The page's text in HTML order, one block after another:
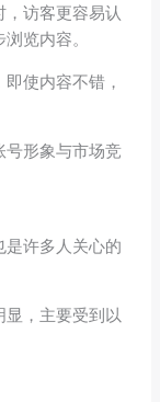
访客更容易认
览内容。
使内容不错，
号形象与市场竞
是许多人关心的
，主要受到以